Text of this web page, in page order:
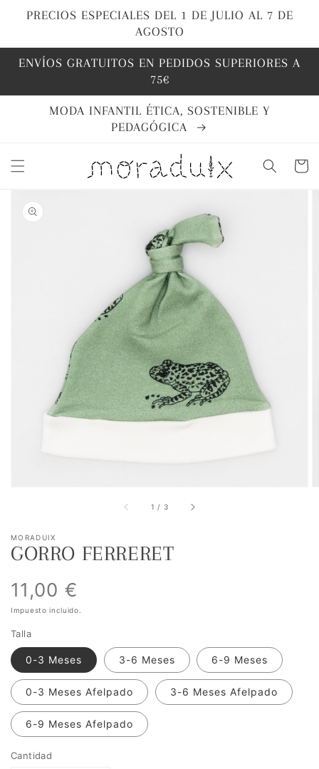
directamente
PRECIOS ESPECIALES DEL 1 DE JULIO AL 7 DE
AGOSTO
ENVÍOS GRATUITOS EN PEDIDOS SUPERIORES A
75€
MODA INFANTIL ÉTICA, SOSTENIBLE Y
PEDAGÓGICA
Carrito
información
Abrir
elemento
multimedia
1
en
vista
de
galería
1 / de
3
MORADUIX
GORRO FERRERET
Precio
habitual
11,00 €
Impuesto incluido.
Talla
0-3 Meses 3-6 Meses 6-9 Meses
0-3 Meses Afelpado 3-6 Meses Afelpado
6-9 Meses Afelpado
Cantidad